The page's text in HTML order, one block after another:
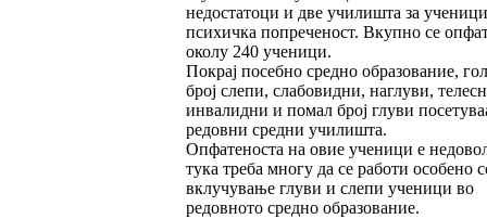
недостатоци и две училишта за
психичка попреченост. Вкупно се
околу 240 ученици.
Покрај посебно средно образование,
број слепи, слабовидни, наглуви,
инвалидни и помал број глуви
редовни средни училишта.
Опфатеноста на овие ученици е
тука треба многу да се работи особено
вклучување глуви и слепи ученици во
редовното средно образование.